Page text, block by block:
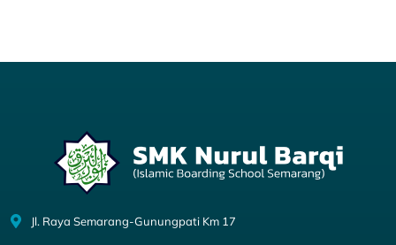
Jl. Raya Semarang-Gunungpati Km 17